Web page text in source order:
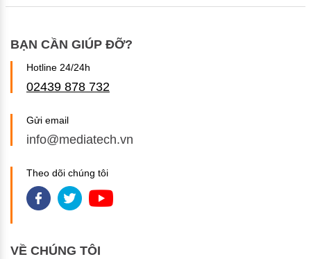
BẠN CẦN GIÚP ĐỠ?
Hotline 24/24h
02439 878 732
Gửi email
info@mediatech.vn
Theo dõi chúng tôi
VỀ CHÚNG TÔI